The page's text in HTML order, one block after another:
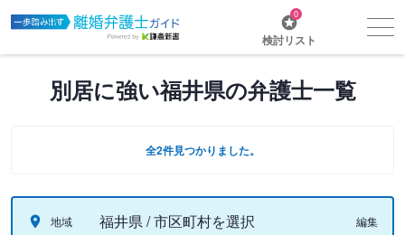
0
検討リスト
別居に強い福井県の弁護士一覧
全2件見つかりました。
地域 福井県 / 市区町村を選択 編集